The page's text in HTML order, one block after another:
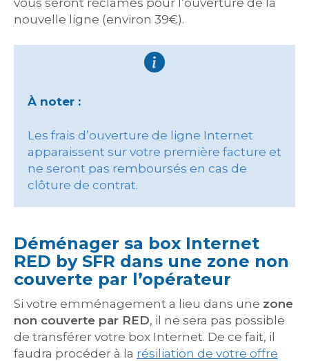
vous seront réclamés pour l’ouverture de la
nouvelle ligne (environ 39€).
À noter :
Les frais d’ouverture de ligne Internet
apparaissent sur votre première facture et
ne seront pas remboursés en cas de
clôture de contrat.
Déménager sa box Internet
RED by SFR dans une zone non
couverte par l’opérateur
Si votre emménagement a lieu dans une zone
non couverte par RED, il ne sera pas possible
de transférer votre box Internet. De ce fait, il
faudra procéder à la résiliation de votre offre